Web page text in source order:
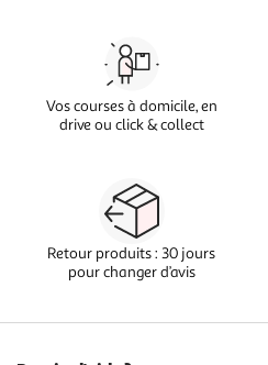
Vos courses à domicile, en
drive ou click & collect
Retour produits : 30 jours
pour changer d’avis